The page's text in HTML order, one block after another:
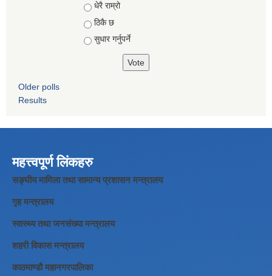
Choices
धेरै राम्रो
ठिकै छ
सुधार गर्नुपर्ने
Older polls
Results
महत्त्वपूर्ण लिंकहरु
सङ्घीय मामिला तथा सामान्य प्रशासन मन्त्रालय
गृह मन्त्रालय
स्वास्थ्य तथा जनसंख्या मन्त्रालय
शहरी विकास मन्त्रालय
काठमाण्डौ महानगरपालिका